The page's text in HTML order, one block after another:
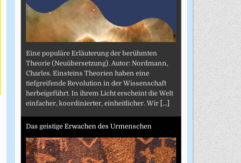
Eine populäre Erläuterung der berühmten
Theorie (Neuübersetzung). Autor: Nordmann,
Charles. Einsteins Theorien haben eine
tiefgreifende Revolution in der Wissenschaft
herbeigeführt. In ihrem Licht erscheint die Welt
einfacher, koordinierter, einheitlicher. Wir [...]
Das geistige Erwachen des Urmenschen